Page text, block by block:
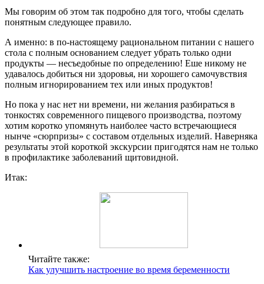
Мы говорим об этом так подробно для того, чтобы сделать
понятным следующее правило.
А именно: в по-настоящему рациональном питании с нашего
стола с полным основанием следует убрать только одни
продукты — несъедобные по определению! Еше никому не
удавалось добиться ни здоровья, ни хорошего самочувствия
полным игнорированием тех или иных продуктов!
Но пока у нас нет ни времени, ни желания разбираться в
тонкостях современного пищевого производства, поэтому
хотим коротко упомянуть наиболее часто встречающиеся
нынче «сюрпризы» с составом отдельных изделий. Наверняка
результаты этой короткой экскурсии пригодятся нам не только
в профилактике заболеваний щитовидной.
Итак:
Читайте также:
Как улучшить настроение во время беременности